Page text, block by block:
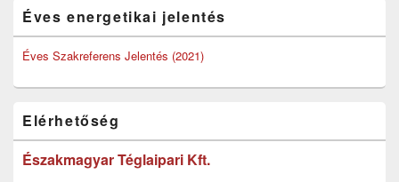
Éves energetikai jelentés
Éves Szakreferens Jelentés (2021)
Elérhetőség
Északmagyar Téglaipari Kft.